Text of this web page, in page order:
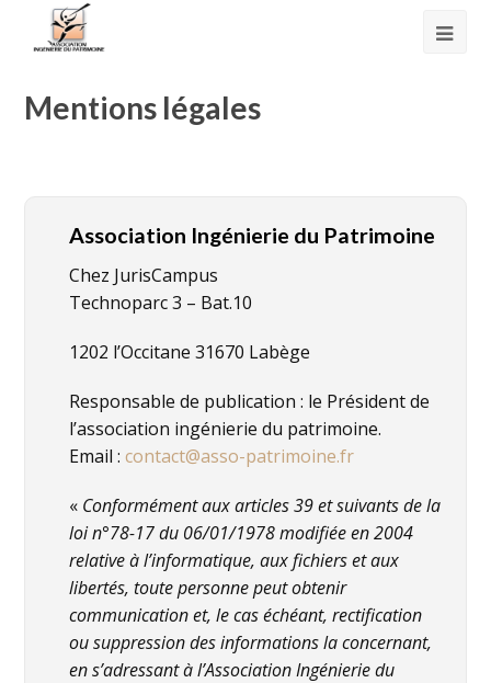
Mentions légales
Association Ingénierie du Patrimoine
Chez JurisCampus
Technoparc 3 – Bat.10
1202 l’Occitane 31670 Labège
Responsable de publication : le Président de
l’association ingénierie du patrimoine.
Email :contact@asso-patrimoine.fr
« Conformément aux articles 39 et suivants de la
loi n°78-17 du 06/01/1978 modifiée en 2004
relative à l’informatique, aux fichiers et aux
libertés, toute personne peut obtenir
communication et, le cas échéant, rectification
ou suppression des informations la concernant,
en s’adressant à l’Association Ingénierie du